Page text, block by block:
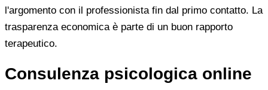
l'argomento con il professionista fin dal primo contatto. La
trasparenza economica è parte di un buon rapporto
terapeutico.
Consulenza psicologica online